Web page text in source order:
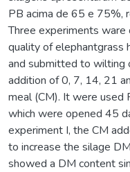
PB acima de 65 e 75%,
Three experiments
quality of elephantgrass
and submitted to wilting
addition of 0, 7, 14, 21
meal (CM). It were used
which were opened 45
experiment I, the CM
to increase the silage
showed a DM content